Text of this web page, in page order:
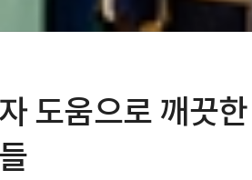
도움으로 깨끗